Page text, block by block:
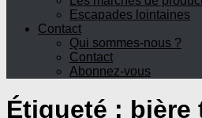
Escapades lointaines
Contact
Qui sommes-nous ?
Contact
Abonnez-vous
Étiqueté : bière